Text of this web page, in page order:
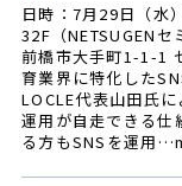
日時：7月29日（水
32F（NETSUGEN
前橋市大手町1-1-1
育業界に特化した
LOCLE代表山田氏
運用が自走できる仕
る方もSNSを運用